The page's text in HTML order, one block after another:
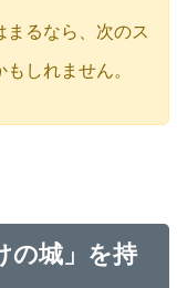
まるなら、次のス
しれません。
の城」を持